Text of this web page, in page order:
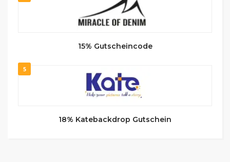
15% Gutscheincode
5
18% Katebackdrop Gutschein